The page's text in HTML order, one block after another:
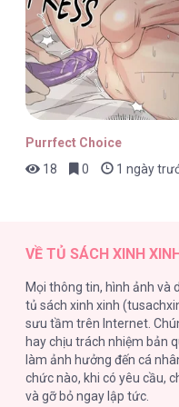
Purrfect Choice
18
0 1 ngày
VỀ TỦ SÁCH XINH XINH
Mọi thông tin, hình ảnh và
tủ sách xinh xinh
sưu tầm trên Internet.
hay chịu trách nhiệm bản
làm ảnh hưởng đến cá
chức nào, khi có yêu cầu,
và gỡ bỏ ngay lập tức.